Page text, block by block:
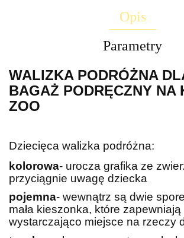
Opis
Parametry
WALIZKA PODRÓŻNA
BAGAŻ PODRĘCZNY NA
ZOO
Dziecięca walizka podróżna:
kolorowa- urocza grafika ze
przyciągnie uwagę dziecka
pojemna- wewnątrz są dwie
mała kieszonka, które zapewniają
wystarczająco miejsce na rzeczy